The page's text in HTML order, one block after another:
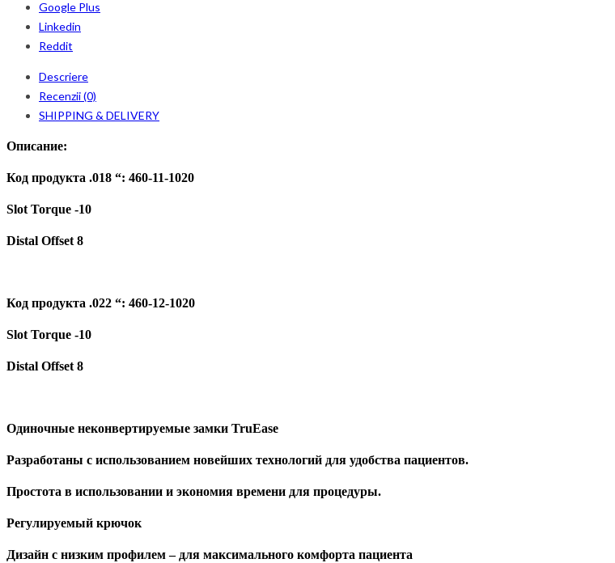
Google Plus
Linkedin
Reddit
Descriere
Recenzii (0)
SHIPPING & DELIVERY
Описание:
Код продукта .018 “: 460-11-1020
Slot Torque -10
Distal Offset 8
Код продукта .022 “: 460-12-1020
Slot Torque -10
Distal Offset 8
Одиночные неконвертируемые замки TruEase
Разработаны с использованием новейших технологий для удобства пациентов.
Простота в использовании и экономия времени для процедуры.
Регулируемый крючок
Дизайн с низким профилем – для максимального комфорта пациента